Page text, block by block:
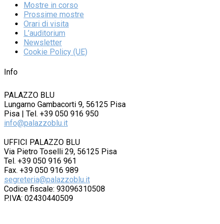
Mostre in corso
Prossime mostre
Orari di visita
L’auditorium
Newsletter
Cookie Policy (UE)
Info
PALAZZO BLU
Lungarno Gambacorti 9, 56125 Pisa
Pisa | Tel. +39 050 916 950
info@palazzoblu.it
UFFICI PALAZZO BLU
Via Pietro Toselli 29, 56125 Pisa
Tel. +39 050 916 961
Fax. +39 050 916 989
segreteria@palazzoblu.it
Codice fiscale: 93096310508
P.IVA: 02430440509